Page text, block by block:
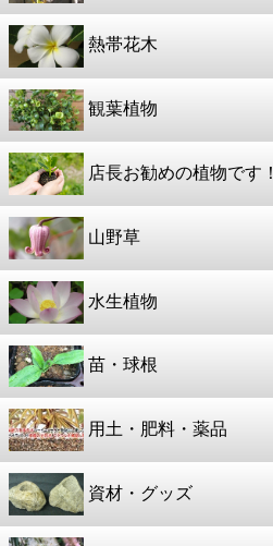
熱帯花木
観葉植物
店長お勧めの植物です！
山野草
水生植物
苗・球根
用土・肥料・薬品
資材・グッズ